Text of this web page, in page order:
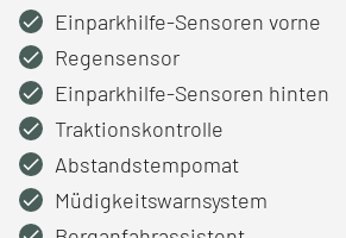
Einparkhilfe-Sensoren vorne
Regensensor
Einparkhilfe-Sensoren hinten
Traktionskontrolle
Abstandstempomat
Müdigkeitswarnsystem